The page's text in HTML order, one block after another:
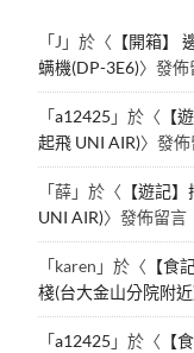
「J 」於〈 【開箱】
螨機(DP-3E6)〉發佈
「a12425 」於〈 【
起飛 UNI AIR)〉發佈
「薛」於〈 【遊記
UNI AIR)〉發佈留言
「karen 」於〈 【食
棧(台大金山分院附
「a12425 」於〈 【